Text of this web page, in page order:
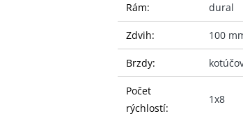
Rám: dural
Zdvih: 100
Brzdy:
Počet
rýchlostí:
1x8